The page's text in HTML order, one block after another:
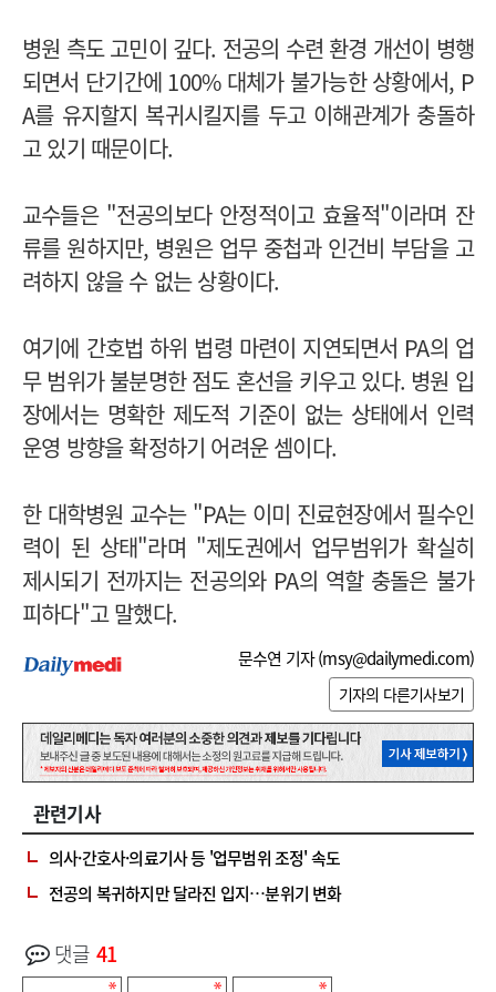
병원 측도 고민이 깊다. 전공의 수련 환경 개선이 병행
되면서 단기간에 100% 대체가 불가능한 상황에서, P
A를 유지할지 복귀시킬지를 두고 이해관계가 충돌하
고 있기 때문이다.
교수들은 "전공의보다 안정적이고 효율적"이라며 잔
류를 원하지만, 병원은 업무 중첩과 인건비 부담을 고
려하지 않을 수 없는 상황이다.
여기에 간호법 하위 법령 마련이 지연되면서 PA의 업
무 범위가 불분명한 점도 혼선을 키우고 있다. 병원 입
장에서는 명확한 제도적 기준이 없는 상태에서 인력
운영 방향을 확정하기 어려운 셈이다.
한 대학병원 교수는 "PA는 이미 진료현장에서 필수인
력이 된 상태"라며 "제도권에서 업무범위가 확실히
제시되기 전까지는 전공의와 PA의 역할 충돌은 불가
피하다"고 말했다.
문수연 기자 (msy@dailymedi.com)
기자의 다른기사보기
관련기사
의사·간호사·의료기사 등 '업무범위 조정' 속도
전공의 복귀하지만 달라진 입지…분위기 변화
댓글 41